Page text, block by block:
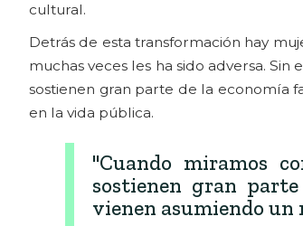
cultural.
Detrás de esta transformación hay
muchas veces les ha sido adversa.
sostienen gran parte de la economía
en la vida pública.
"Cuando miramos
sostienen gran
vienen asumiendo un